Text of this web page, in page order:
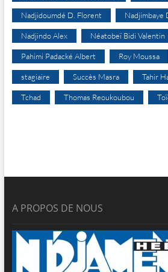
Nadjidoumdé D. Florent Nadjimbaye
Nadjindo Alex Néatobeï Bidi Valentin
Pahimi Padacké Albert Roy Moussa
stagiaire Succès Masra Tahir
Tchad Thomas Reoukoubou
A PROPOS DE NOUS